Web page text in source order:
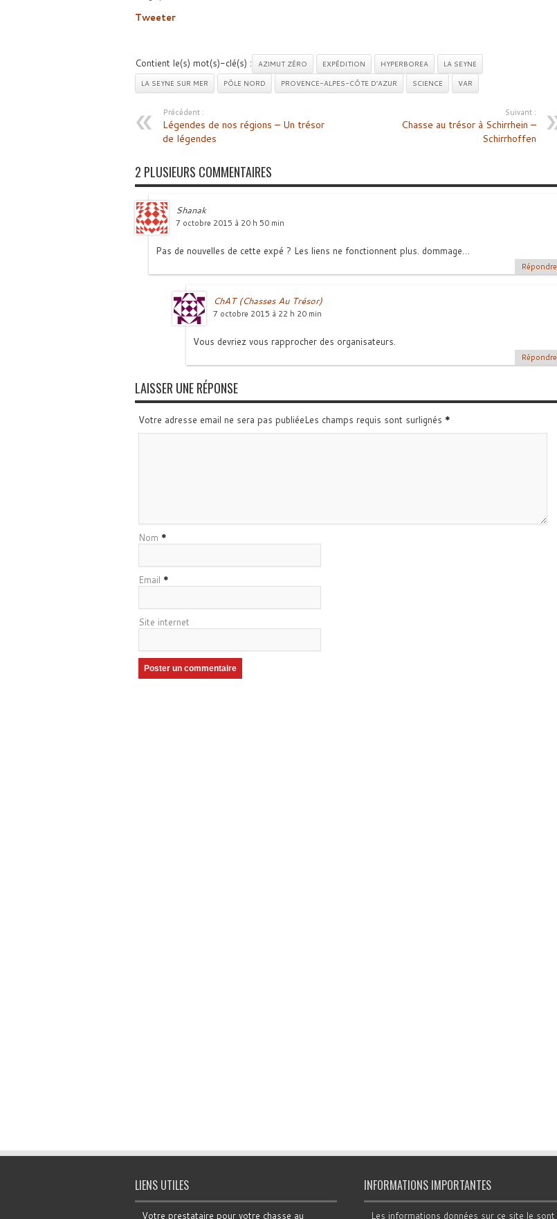
Tweeter
Contient le(s) mot(s)-clé(s) : AZIMUT ZÉRO EXPÉDITION HYPERBOREA
LA SEYNE
LA SEYNE SUR MER
PÔLE NORD PROVENCE-ALPES-CÔTE D’AZUR SCIENCE VAR
Précédent :
Légendes de nos régions – Un trésor
de légendes
Suivant :
Chasse au trésor à Schirrhein –
Schirrhoffen
2 PLUSIEURS COMMENTAIRES
Shanak
7 octobre 2015 à 20 h 50 min
Pas de nouvelles de cette expé ? Les liens ne fonctionnent plus. dommage…
Répondre
ChAT (Chasses Au Trésor)
7 octobre 2015 à 22 h 20 min
Vous devriez vous rapprocher des organisateurs.
Répondre
LAISSER UNE RÉPONSE
Votre adresse email ne sera pas publiéeLes champs requis sont surlignés *
Nom *
Email *
Site internet
LIENS UTILES
Votre prestataire pour votre chasse au
INFORMATIONS IMPORTANTES
Les informations données sur ce site le sont